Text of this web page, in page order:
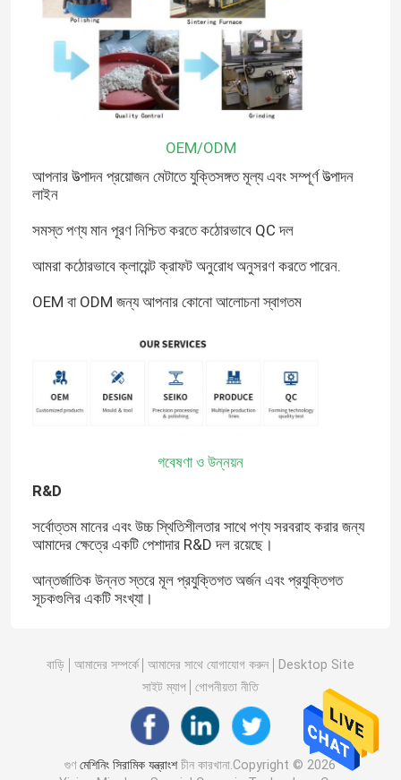
OEM/ODM
আপনার উত্পাদন প্রয়োজন মেটাতে যুক্তিসঙ্গত মূল্য এবং সম্পূর্ণ উত্পাদন
লাইন
সমস্ত পণ্য মান পূরণ নিশ্চিত করতে কঠোরভাবে QC দল
আমরা কঠোরভাবে ক্লায়েন্ট ক্রাফট অনুরোধ অনুসরণ করতে পারেন.
OEM বা ODM জন্য আপনার কোনো আলোচনা স্বাগতম
গবেষণা ও উন্নয়ন
R&D
সর্বোত্তম মানের এবং উচ্চ স্থিতিশীলতার সাথে পণ্য সরবরাহ করার জন্য
আমাদের ক্ষেত্রে একটি পেশাদার R&D দল রয়েছে।
আন্তর্জাতিক উন্নত স্তরে মূল প্রযুক্তিগত অর্জন এবং প্রযুক্তিগত
সূচকগুলির একটি সংখ্যা।
বাড়ি আমাদের সম্পর্কে আমাদের সাথে যোগাযোগ করুন
Desktop Site
সাইট ম্যাপ
গোপনীয়তা নীতি
গুণমেশিনিং সিরামিক যন্ত্রাংশচীন কারখানা.Copyright © 2026